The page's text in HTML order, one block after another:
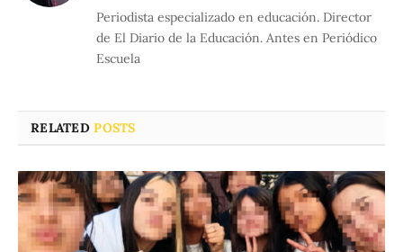
Periodista especializado en educación. Director
de El Diario de la Educación. Antes en Periódico
Escuela
RELATEDPOSTS